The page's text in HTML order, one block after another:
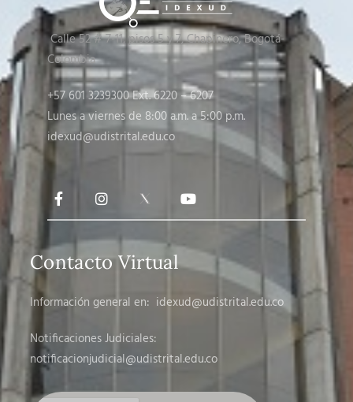
Calle 52 # 7-11, pisos 5 y 7, Chapinero, Bogotá-
Colombia
+57 601 3239300 Ext. 6220 – 6207
Lunes a viernes de 8:00 a.m. a 5:00 p.m.
idexud@udistrital.edu.co
Contacto Virtual
Información general en: idexud@udistrital.edu.co
Notificaciones Judiciales:
notificacionjudicial@udistrital.edu.co